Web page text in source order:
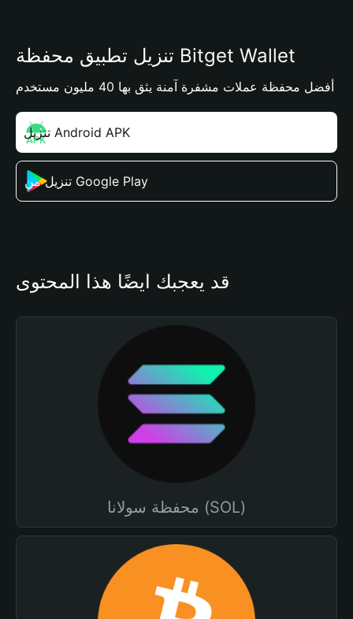
تنزيل تطبيق محفظة Bitget Wallet
أفضل محفظة عملات مشفرة آمنة يثق بها 40 مليون مستخدم
تنزيل Android APK
تنزيل من Google Play
قد يعجبك أيضًا هذا المحتوى
محفظة سولانا (SOL)